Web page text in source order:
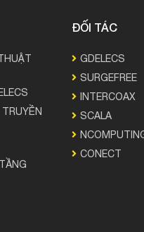
ĐỐI TÁC
GDELECS
SURGEFREE
INTERCOAX
SCALA
CONECT